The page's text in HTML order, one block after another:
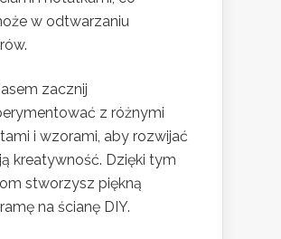
w odtwarzaniu
zacznij
z różnymi
i wzorami, aby rozwijać
kreatywność. Dzięki tym
stworzysz piękną
na ścianę DIY.